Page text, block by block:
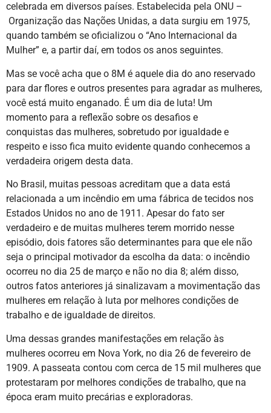
celebrada em diversos países. Estabelecida pela ONU –
Organização das Nações Unidas, a data surgiu em 1975,
quando também se oficializou o “Ano Internacional da
Mulher” e, a partir daí, em todos os anos seguintes.
Mas se você acha que o 8M é aquele dia do ano reservado
para dar flores e outros presentes para agradar as mulheres,
você está muito enganado. É um dia de luta! Um
momento para a reflexão sobre os desafios e
conquistas das mulheres, sobretudo por igualdade e
respeito e isso fica muito evidente quando conhecemos a
verdadeira origem desta data.
No Brasil, muitas pessoas acreditam que a data está
relacionada a um incêndio em uma fábrica de tecidos nos
Estados Unidos no ano de 1911. Apesar do fato ser
verdadeiro e de muitas mulheres terem morrido nesse
episódio, dois fatores são determinantes para que ele não
seja o principal motivador da escolha da data: o incêndio
ocorreu no dia 25 de março e não no dia 8; além disso,
outros fatos anteriores já sinalizavam a movimentação das
mulheres em relação à luta por melhores condições de
trabalho e de igualdade de direitos.
Uma dessas grandes manifestações em relação às
mulheres ocorreu em Nova York, no dia 26 de fevereiro de
1909. A passeata contou com cerca de 15 mil mulheres que
protestaram por melhores condições de trabalho, que na
época eram muito precárias e exploradoras.